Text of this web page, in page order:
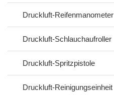
Druckluft-Reifenmanometer
Druckluft-Schlauchaufroller
Druckluft-Spritzpistole
Druckluft-Reinigungseinheit